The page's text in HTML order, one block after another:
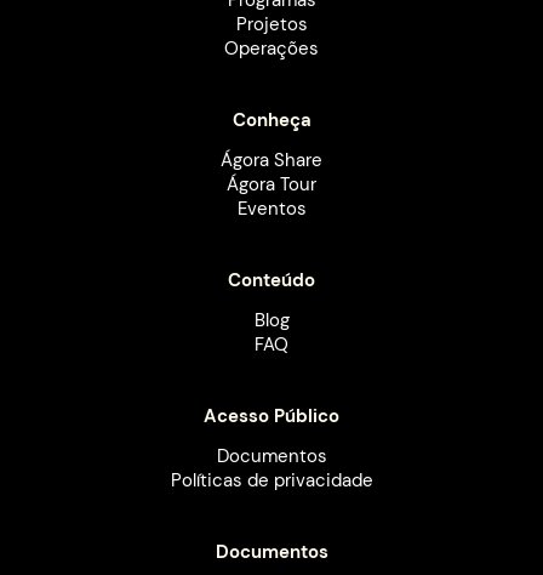
Projetos
Operações
Conheça
Ágora Share
Ágora Tour
Eventos
Conteúdo
Blog
FAQ
Acesso Público
Documentos
Políticas de privacidade
Documentos